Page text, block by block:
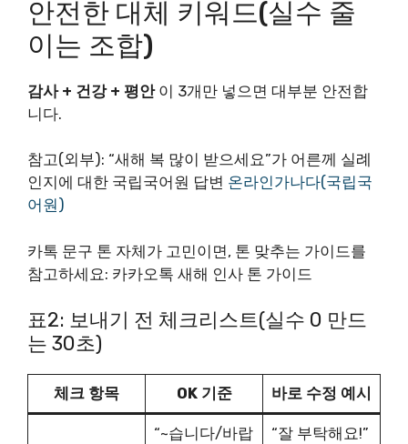
안전한 대체 키워드(실수 줄
이는 조합)
감사 + 건강 + 평안이 3개만 넣으면 대부분 안전합
니다.
참고(외부): “새해 복 많이 받으세요”가 어른께 실례
인지에 대한 국립국어원 답변 온라인가나다(국립국
어원)
카톡 문구 톤 자체가 고민이면, 톤 맞추는 가이드를
참고하세요: 카카오톡 새해 인사 톤 가이드
표2: 보내기 전 체크리스트(실수 0 만드
는 30초)
체크 항목 OK 기준 바로 수정 예시
“~습니다/바랍
“잘 부탁해요!”